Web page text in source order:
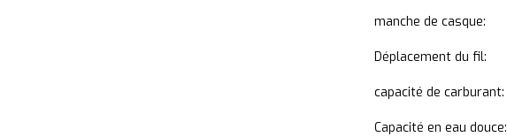
manche de casque:
Déplacement du fil:
capacité de carburant:
Capacité en eau douce: